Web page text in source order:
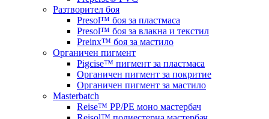
Разтворител боя
Presol™ боя за пластмаса
Presol™ боя за влакна и текстил
Preinx™ боя за мастило
Органичен пигмент
Pigcise™ пигмент за пластмаса
Органичен пигмент за покритие
Органичен пигмент за мастило
Masterbatch
Reise™ PP/PE моно мастербач